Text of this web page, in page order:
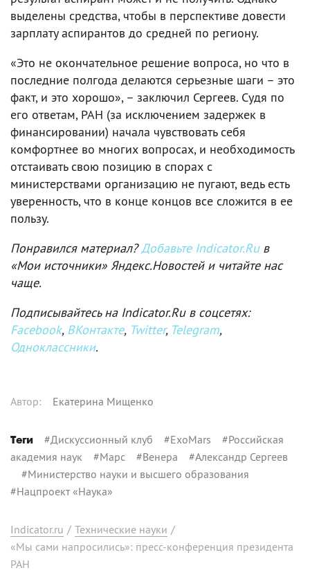
выделены средства, чтобы в перспективе довести
зарплату аспирантов до средней по региону.
«Это не окончательное решение вопроса, но что в
последние полгода делаются серьезные шаги – это
факт, и это хорошо», – заключил Сергеев. Судя по
его ответам, РАН (за исключением задержек в
финансировании) начала чувствовать себя
комфортнее во многих вопросах, и необходимость
отстаивать свою позицию в спорах с
министерствами организацию не пугают, ведь есть
уверенность, что в конце концов все сложится в ее
пользу.
Понравился материал?Добавьте Indicator.Ruв
«Мои источники» Яндекс.Новостей и читайте нас
чаще.
Подписывайтесь на Indicator.Ru в соцсетях:
Facebook, ВКонтакте, Twitter, Telegram,
Одноклассники.
Автор: Екатерина Мищенко
Теги #Дискуссионный клуб #ExoMars #Российская
академия наук #Марс #Венера #Александр Сергеев
#Министерство науки и высшего образования
#Нацпроект «Наука»
Indicator.ru / Технические науки /
«Мы сами напросились»: пресс-конференция президента
РАН